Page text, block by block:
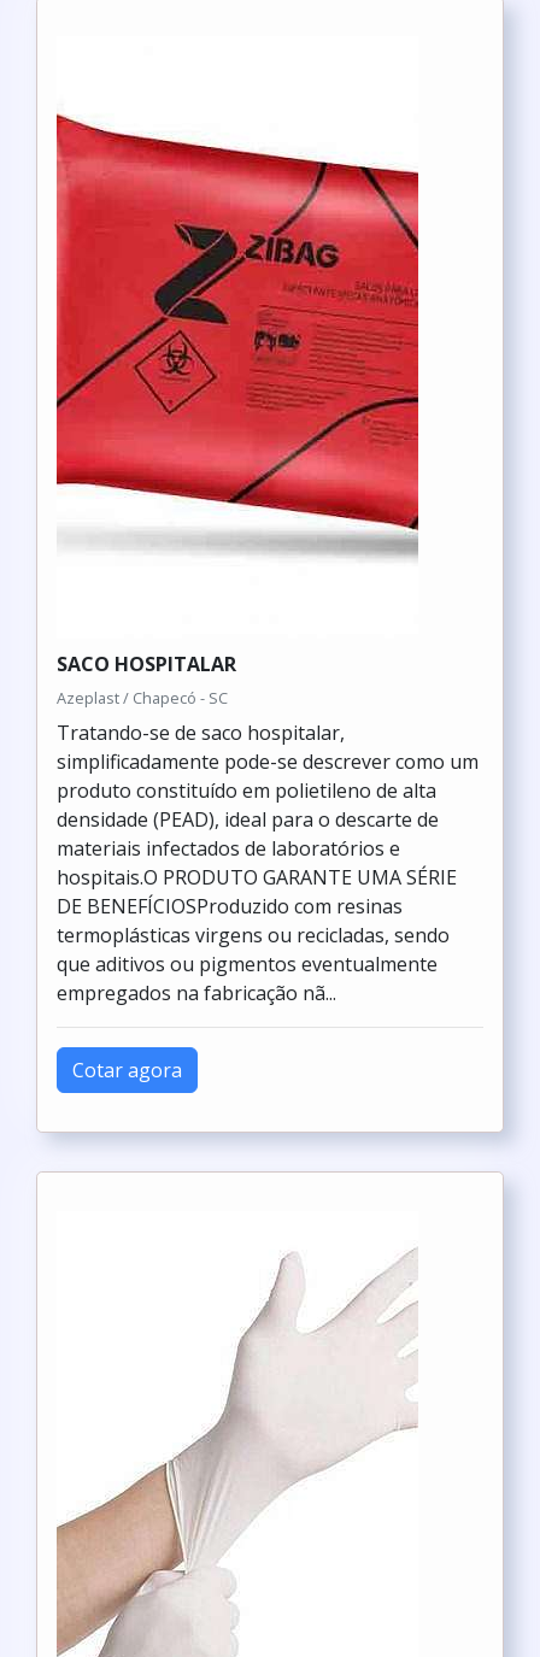
SACO HOSPITALAR
Azeplast / Chapecó - SC
Tratando-se de saco hospitalar,
simplificadamente pode-se descrever como um
produto constituído em polietileno de alta
densidade (PEAD), ideal para o descarte de
materiais infectados de laboratórios e
hospitais.O PRODUTO GARANTE UMA SÉRIE
DE BENEFÍCIOSProduzido com resinas
termoplásticas virgens ou recicladas, sendo
que aditivos ou pigmentos eventualmente
empregados na fabricação nã...
Cotar agora